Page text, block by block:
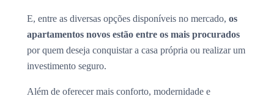
E, entre as diversas opções disponíveis no mercado, os
apartamentos novos estão entre os mais procurados
por quem deseja conquistar a casa própria ou realizar um
investimento seguro.
Além de oferecer mais conforto, modernidade e